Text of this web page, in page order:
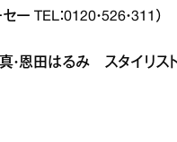
TEL：0120・526・311）
・恩田はるみ スタイリス